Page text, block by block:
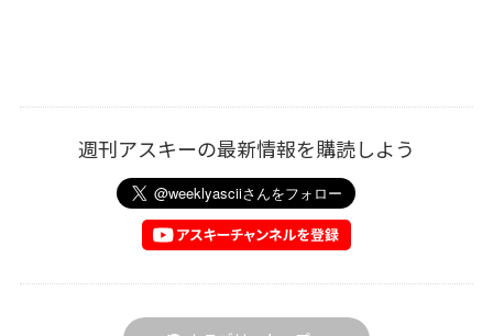
週刊アスキーの最新情報を購読しよう